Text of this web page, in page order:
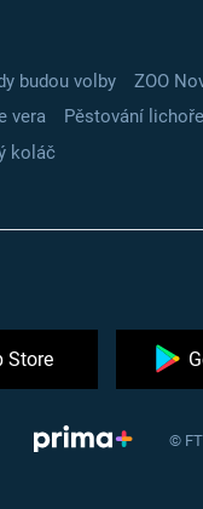
budou volby
ZOO
vera
Pěstování
koláč
Store
©